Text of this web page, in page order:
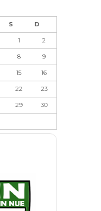
S D
1 2
8 9
15 16
22 23
29 30